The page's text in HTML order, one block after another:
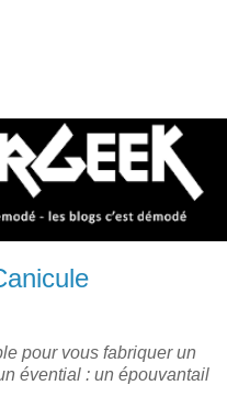
pour vous fabriquer un
évential : un épouvantail